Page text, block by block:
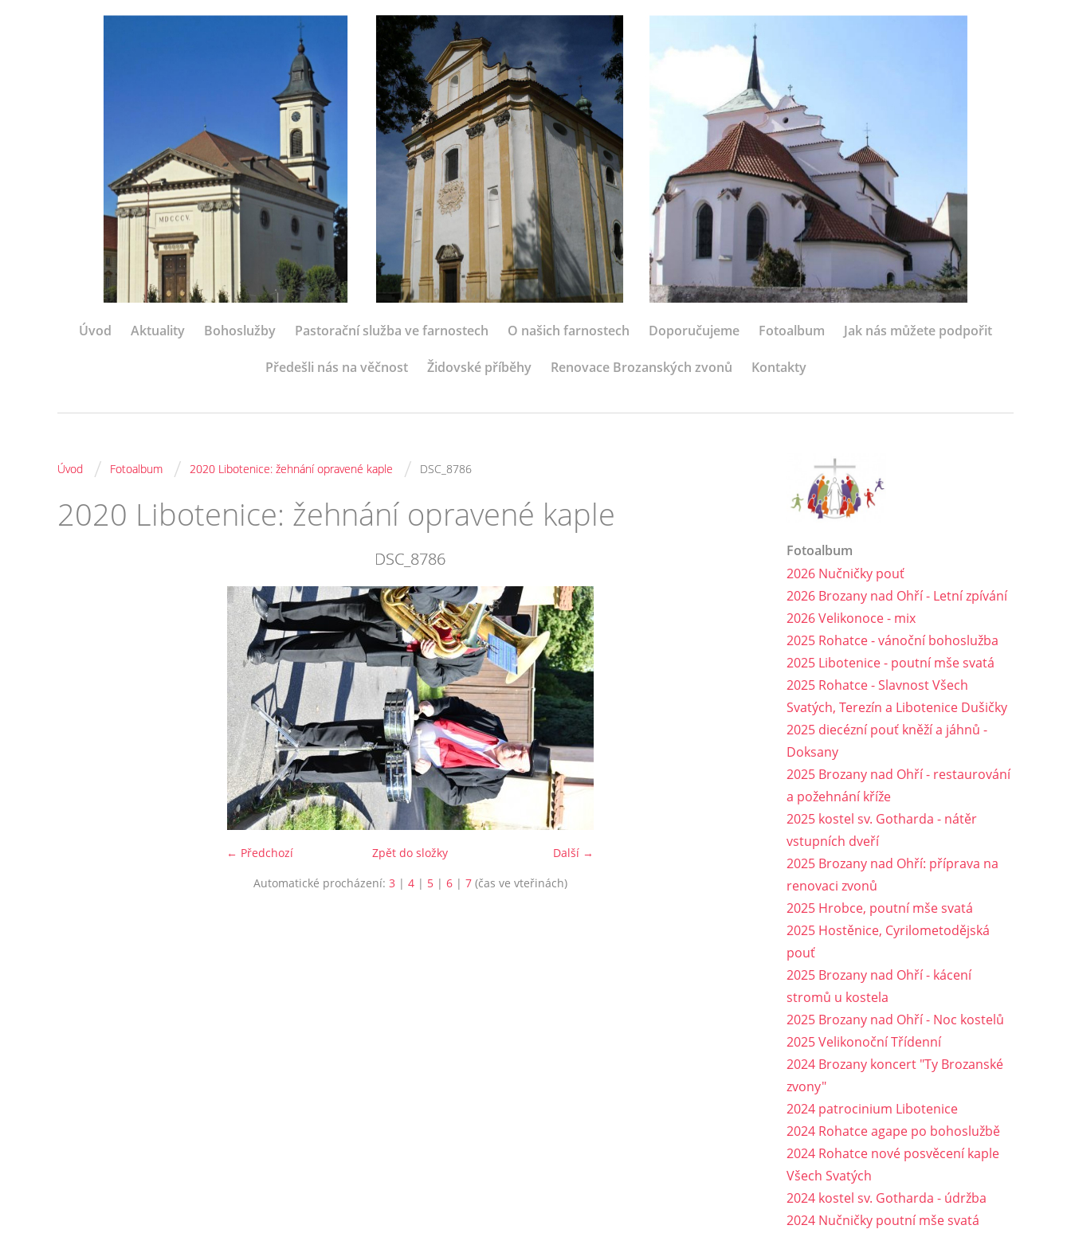
Úvod Aktuality Bohoslužby Pastorační služba ve farnostech O našich farnostech Doporučujeme Fotoalbum Jak nás můžete podpořit
Předešli nás na věčnost Židovské příběhy Renovace Brozanských zvonů Kontakty
Úvod / Fotoalbum / 2020 Libotenice: žehnání opravené kaple / DSC_8786
2020 Libotenice: žehnání opravené kaple
DSC_8786
← Předchozí Další →
Zpět do složky
Automatické procházení: 3 | 4| 5| 6| 7(čas ve vteřinách)
Fotoalbum
2026 Nučničky pouť
2026 Brozany nad Ohří - Letní zpívání
2026 Velikonoce - mix
2025 Rohatce - vánoční bohoslužba
2025 Libotenice - poutní mše svatá
2025 Rohatce - Slavnost Všech
Svatých, Terezín a Libotenice Dušičky
2025 diecézní pouť kněží a jáhnů -
Doksany
2025 Brozany nad Ohří - restaurování
a požehnání kříže
2025 kostel sv. Gotharda - nátěr
vstupních dveří
2025 Brozany nad Ohří: příprava na
renovaci zvonů
2025 Hrobce, poutní mše svatá
2025 Hostěnice, Cyrilometodějská
pouť
2025 Brozany nad Ohří - kácení
stromů u kostela
2025 Brozany nad Ohří - Noc kostelů
2025 Velikonoční Třídenní
2024 Brozany koncert "Ty Brozanské
zvony"
2024 patrocinium Libotenice
2024 Rohatce agape po bohoslužbě
2024 Rohatce nové posvěcení kaple
Všech Svatých
2024 kostel sv. Gotharda - údržba
2024 Nučničky poutní mše svatá